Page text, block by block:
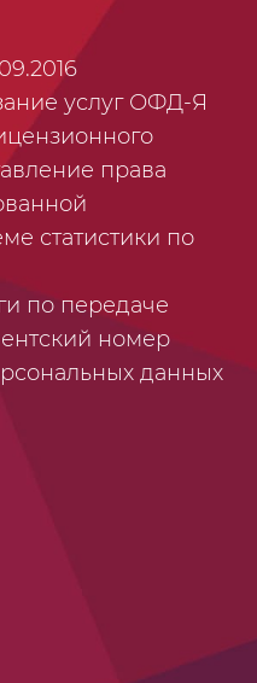
услуг ОФД-Я
права
статистики по
по передаче
номер
данных